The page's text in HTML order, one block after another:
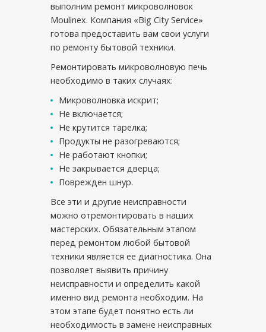
выполним ремонт микроволновок
Moulinex. Компания «Big City Service»
готова предоставить вам свои услуги
по ремонту бытовой техники.
Ремонтировать микроволновую печь
необходимо в таких случаях:
Микроволновка искрит;
Не включается;
Не крутится тарелка;
Продукты не разогреваются;
Не работают кнопки;
Не закрывается дверца;
Поврежден шнур.
Все эти и другие неисправности
можно отремонтировать в наших
мастерских. Обязательным этапом
перед ремонтом любой бытовой
техники является ее диагностика. Она
позволяет выявить причину
неисправности и определить какой
именно вид ремонта необходим. На
этом этапе будет понятно есть ли
необходимость в замене неисправных